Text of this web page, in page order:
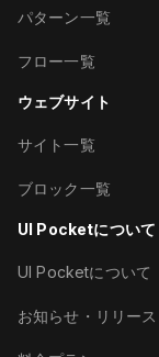
モバイル
パターン一覧
フロー一覧
ウェブサイト
サイト一覧
ブロック一覧
UI Pocketについて
UI Pocketについて
お知らせ・リリース
料金プラン